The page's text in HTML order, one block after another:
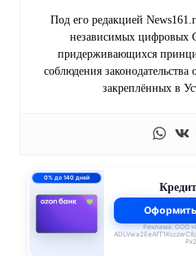
Под его редакцией
независимых цифровых
придерживающихся
соблюдения
закреплённых в
0% до 140 дней
Оформить
Реклама. ООО